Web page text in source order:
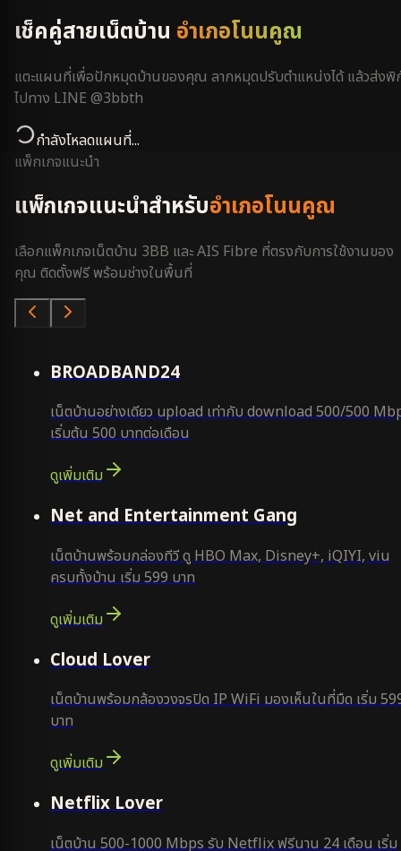
เช็คคู่สายเน็ตบ้าน อำเภอโนนคูณ
แตะแผนที่เพื่อปักหมุดบ้านของคุณ ลากหมุดปรับตำแหน่งได้ แล้วส่งพิ
ไปทาง LINE @3bbth
กำลังโหลดแผนที่...
แพ็กเกจแนะนำ
แพ็กเกจแนะนำสำหรับอำเภอโนนคูณ
เลือกแพ็กเกจเน็ตบ้าน 3BB และ AIS Fibre ที่ตรงกับการใช้งานของ
คุณ ติดตั้งฟรี พร้อมช่างในพื้นที่
BROADBAND24
เน็ตบ้านอย่างเดียว upload เท่ากับ download 500/500
เริ่มต้น 500 บาทต่อเดือน
ดูเพิ่มเติม
Net and Entertainment Gang
เน็ตบ้านพร้อมกล่องทีวี ดู HBO Max, Disney+, iQIYI, viu
ครบทั้งบ้าน เริ่ม 599 บาท
ดูเพิ่มเติม
Cloud Lover
เน็ตบ้านพร้อมกล้องวงจรปิด IP WiFi มองเห็นในที่มืด เริ่ม
บาท
ดูเพิ่มเติม
Netflix Lover
เน็ตบ้าน 500-1000 Mbps รับ Netflix ฟรีนาน 24 เดือน เริ่ม